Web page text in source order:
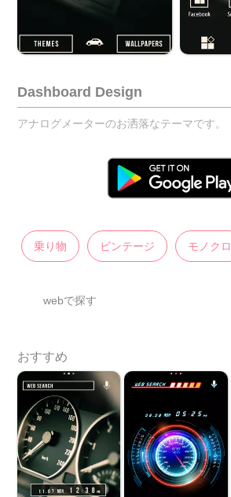
Dashboard Design
アナログメーターのお洒落なテーマです。
乗り物 ビンテージ モノクロ
webで探す
おすすめ